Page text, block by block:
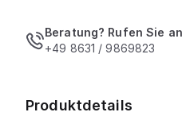
Beratung? Rufen Sie
+49 8631 / 9869823
Produktdetails